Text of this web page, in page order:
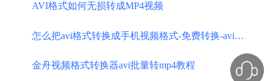
AVI格式如何无损转成MP4视频
怎么把avi格式转换成手机视频格式-免费转换-avi转mp4
金舟视频格式转换器avi批量转mp4教程